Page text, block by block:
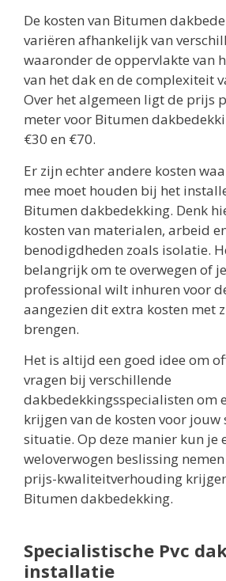
De kosten van Bitumen
variëren afhankelijk van
waaronder de oppervlakte van
van het dak en de complexiteit
Over het algemeen ligt de prijs
meter voor Bitumen
€30 en €70.
Er zijn echter andere kosten
mee moet houden bij het
Bitumen dakbedekking. Denk
kosten van materialen, arbeid
benodigdheden zoals isolatie.
belangrijk om te overwegen of
professional wilt inhuren voor
aangezien dit extra kosten met
brengen.
Het is altijd een goed idee om
vragen bij verschillende
dakbedekkingsspecialisten om
krijgen van de kosten voor jouw
situatie. Op deze manier kun je
weloverwogen beslissing
prijs-kwaliteitverhouding
Bitumen dakbedekking.
Specialistische Pvc
installatie